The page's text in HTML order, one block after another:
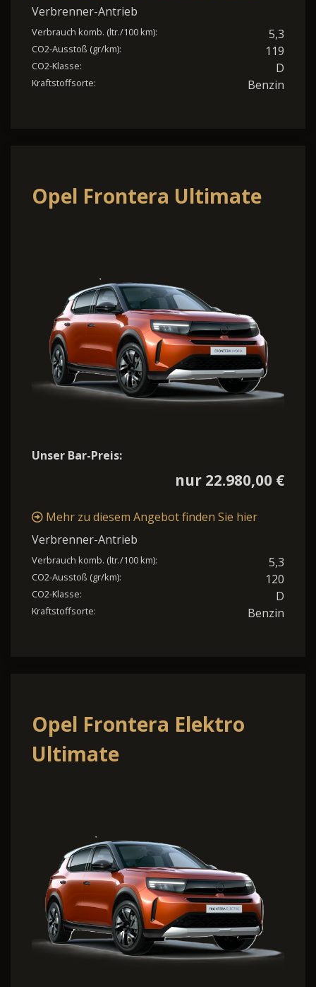
Verbrenner-Antrieb
Verbrauch komb. (ltr./100 km): 5,3
CO2-Ausstoß (gr/km): 119
CO2-Klasse: D
Kraftstoffsorte: Benzin
Opel Frontera Ultimate
Unser Bar-Preis:
nur 22.980,00 €
Mehr zu diesem Angebot finden Sie hier
Verbrenner-Antrieb
Verbrauch komb. (ltr./100 km): 5,3
CO2-Ausstoß (gr/km): 120
CO2-Klasse: D
Kraftstoffsorte: Benzin
Opel Frontera Elektro
Ultimate